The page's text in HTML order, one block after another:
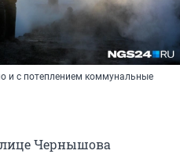
и с потеплением коммунальные
Чернышова